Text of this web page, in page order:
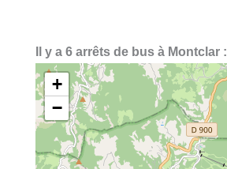
Il y a 6 arrêts de bus à Montclar :
+
−